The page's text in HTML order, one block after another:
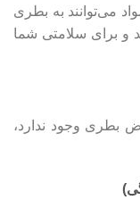
می‌توانند به بطری
و برای سلامتی شما
بطری وجود ندارد،